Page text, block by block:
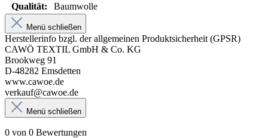
Qualität:
Baumwolle
Menü schließen
Herstellerinfo bzgl. der allgemeinen Produktsicherheit (GPSR)
CAWÖ TEXTIL GmbH & Co. KG
Brookweg 91
D-48282 Emsdetten
www.cawoe.de
verkauf@cawoe.de
Menü schließen
0 von 0 Bewertungen